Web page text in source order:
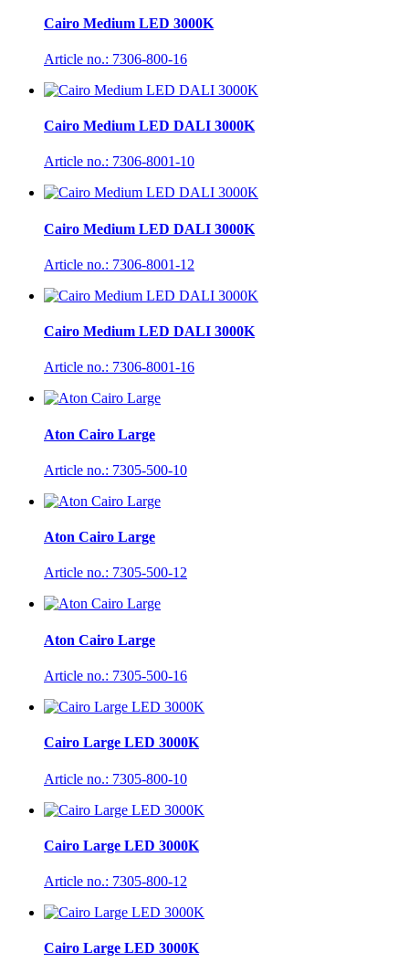
Cairo Medium LED 3000K
Article no.: 7306-800-16
Cairo Medium LED DALI 3000K
Article no.: 7306-8001-10
Cairo Medium LED DALI 3000K
Article no.: 7306-8001-12
Cairo Medium LED DALI 3000K
Article no.: 7306-8001-16
Aton Cairo Large
Article no.: 7305-500-10
Aton Cairo Large
Article no.: 7305-500-12
Aton Cairo Large
Article no.: 7305-500-16
Cairo Large LED 3000K
Article no.: 7305-800-10
Cairo Large LED 3000K
Article no.: 7305-800-12
Cairo Large LED 3000K